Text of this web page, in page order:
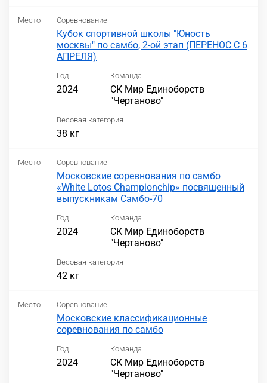
Место Соревнование
Кубок спортивной школы "Юность
москвы" по самбо, 2-ой этап (ПЕРЕНОС С 6
АПРЕЛЯ)
Год
2024
Команда
СК Мир Единоборств
"Чертаново"
Весовая категория
38 кг
Место Соревнование
Московские соревнования по самбо
«White Lotos Championchip» посвященный
выпускникам Самбо-70
Год
2024
Команда
СК Мир Единоборств
"Чертаново"
Весовая категория
42 кг
Место Соревнование
Московские классификационные
соревнования по самбо
Год
2024
Команда
СК Мир Единоборств
"Чертаново"